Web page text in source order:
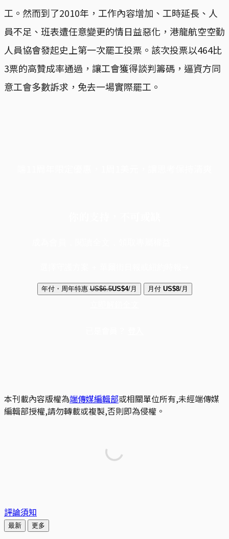
工。然而到了2010年，工作內容增加、工時延長、人
員不足、班表遭任意變更的情日益惡化，港龍航空空勤
人員協會發起史上第一次罷工投票。該次投票以464比
3票的高贊成率通過，讓工會獲得談判籌碼，逼資方同
意工會多數訴求，免去一場實際罷工。
年付・周年特惠 US$6.5US$4/月 月付 US$8/月
本刊載內容版權為端傳媒編輯部或相關單位所有,未經端傳媒
編輯部授權,請勿轉載或複製,否則即為侵權。
評論須知
最新 更多